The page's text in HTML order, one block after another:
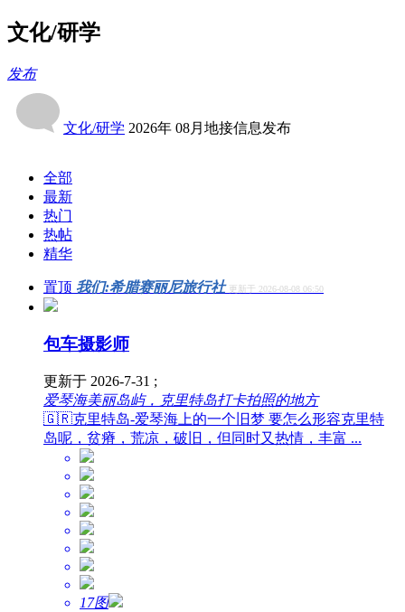
文化/研学
发布
文化/研学 2026年 08月地接信息发布
全部
最新
热门
热帖
精华
置顶 我们:希腊赛丽尼旅行社 更新于 2026-08-08 06:50
包车摄影师
更新于 2026-7-31 ;
爱琴海美丽岛屿，克里特岛打卡拍照的地方
🇬🇷克里特岛-爱琴海上的一个旧梦 要怎么形容克里特
岛呢，贫瘠，荒凉，破旧，但同时又热情，丰富 ...
17图